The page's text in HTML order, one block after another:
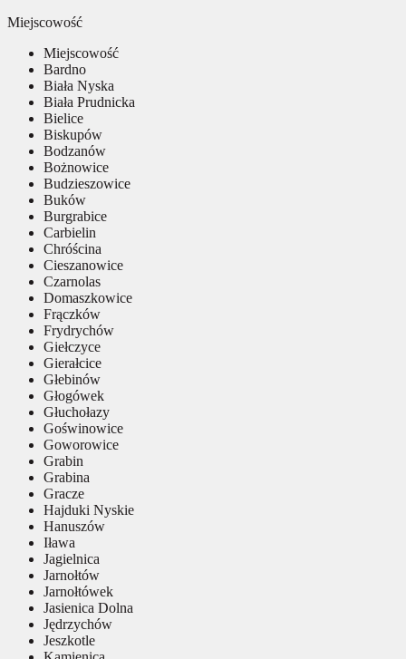
Miejscowość
Miejscowość
Bardno
Biała Nyska
Biała Prudnicka
Bielice
Biskupów
Bodzanów
Bożnowice
Budzieszowice
Buków
Burgrabice
Carbielin
Chróścina
Cieszanowice
Czarnolas
Domaszkowice
Frączków
Frydrychów
Giełczyce
Gierałcice
Głebinów
Głogówek
Głuchołazy
Goświnowice
Goworowice
Grabin
Grabina
Gracze
Hajduki Nyskie
Hanuszów
Iława
Jagielnica
Jarnołtów
Jarnołtówek
Jasienica Dolna
Jędrzychów
Jeszkotle